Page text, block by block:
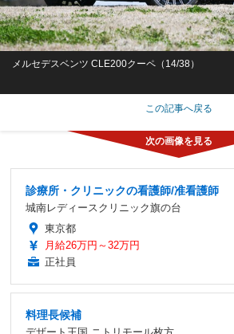
メルセデスベンツ CLE200クーペ（14/38）
この記事へ戻る
診療所・クリニックの看護師/准看護師
城南レディースクリニック旗の台
東京都
月給26万円～32万円
正社員
料理長候補